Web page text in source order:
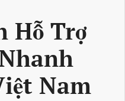
Hỗ Trợ
Nam